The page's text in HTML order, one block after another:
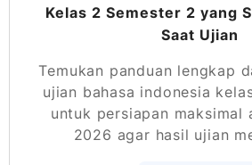
Kelas 2 Semester 2 yang
Saat Ujian
Temukan panduan lengkap
ujian bahasa indonesia
untuk persiapan maksimal
2026 agar hasil ujian